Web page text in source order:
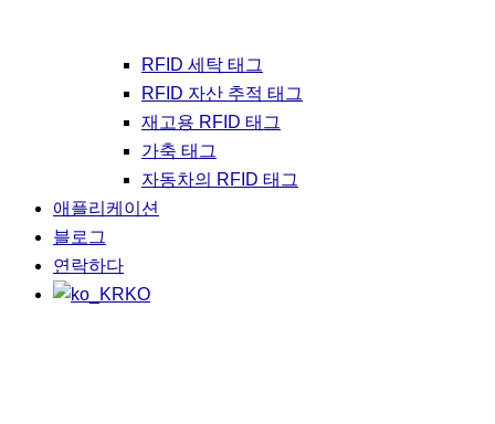
RFID 세탁 태그
RFID 자산 추적 태그
재고용 RFID 태그
가축 태그
자동차의 RFID 태그
애플리케이션
블로그
연락하다
KO